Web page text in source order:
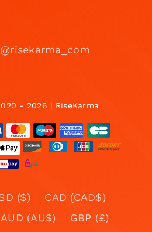
- 2026 | RiseKarma
($)
CAD (CAD$)
AUD (AU$)
GBP (£)